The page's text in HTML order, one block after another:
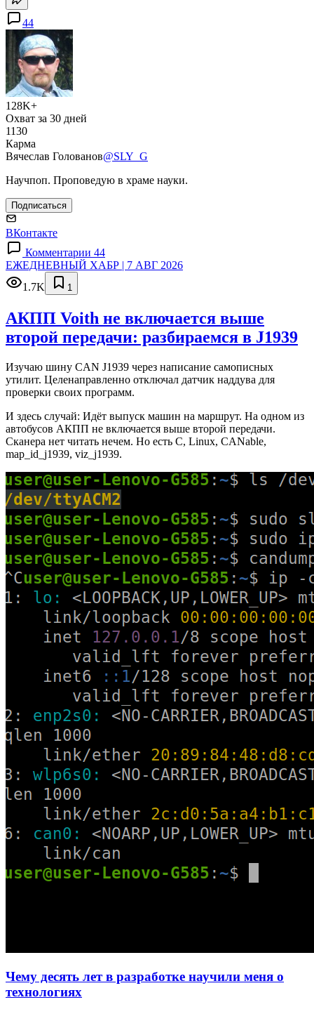
44
128K+
Охват за 30 дней
1130
Карма
Вячеслав Голованов@SLY_G
Научпоп. Проповедую в храме науки.
Подписаться
ВКонтакте
Комментарии 44
ЕЖЕДНЕВНЫЙ ХАБР | 7 АВГ 2026
1.7K
1
АКПП Voith не включается выше
второй передачи: разбираемся в J1939
Изучаю шину CAN J1939 через написание самописных
утилит. Целенаправленно отключал датчик наддува для
проверки своих программ.
И здесь случай: Идёт выпуск машин на маршрут. На одном из
автобусов АКПП не включается выше второй передачи.
Сканера нет читать нечем. Но есть C, Linux, CANable,
map_id_j1939, viz_j1939.
Чему десять лет в разработке научили меня о
технологиях